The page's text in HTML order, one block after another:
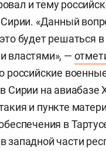
и тему
Сирии. «Данный
будет решаться
властями», —
российские
Сирии на
и пункте
в
западной части